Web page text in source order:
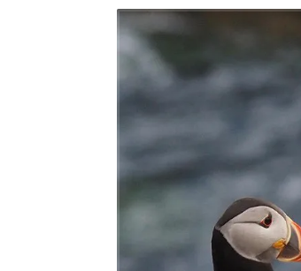
Februar 2021
Januar 2021
November 2020
Oktober 2020
September 2020
August 2020
Juli 2020
Mai 2020